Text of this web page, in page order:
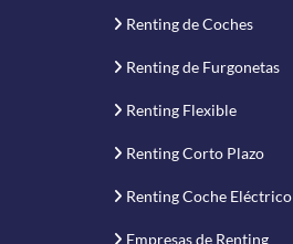
Renting de Coches
Renting de Furgonetas
Renting Flexible
Renting Corto Plazo
Renting Coche Eléctrico
Empresas de Renting